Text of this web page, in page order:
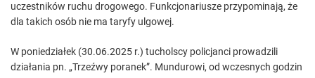
uczestników ruchu drogowego. Funkcjonariusze przypominają, że
dla takich osób nie ma taryfy ulgowej.
W poniedziałek (30.06.2025 r.) tucholscy policjanci prowadzili
działania pn. „Trzeźwy poranek”. Mundurowi, od wczesnych godzin